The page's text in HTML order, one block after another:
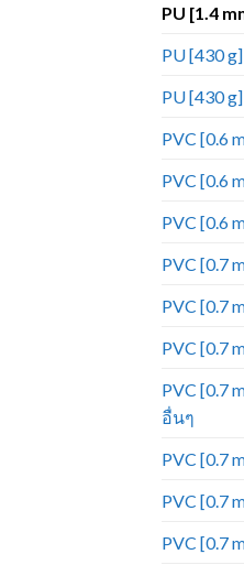
PU [1.4
PU [430
PU [430
PVC [0.6
PVC [0.6
PVC [0.6
PVC [0.7
PVC [0.7
PVC [0.7
PVC [0.7
อื่นๆ
PVC [0.7
PVC [0.7
PVC [0.7
Wishlist
PU [1.0 MM] - เคลือบมุก 571
PU571-443A เคลือบมุก
หนัง PU เคลือบมุก ความหนา 1 มิล
สัมผัสที่นุ่ม ใกล้เคียงกับหนังแท้มาก
ที่สุด เหมาะสำหรับทำเฟอร์นิเจอร์